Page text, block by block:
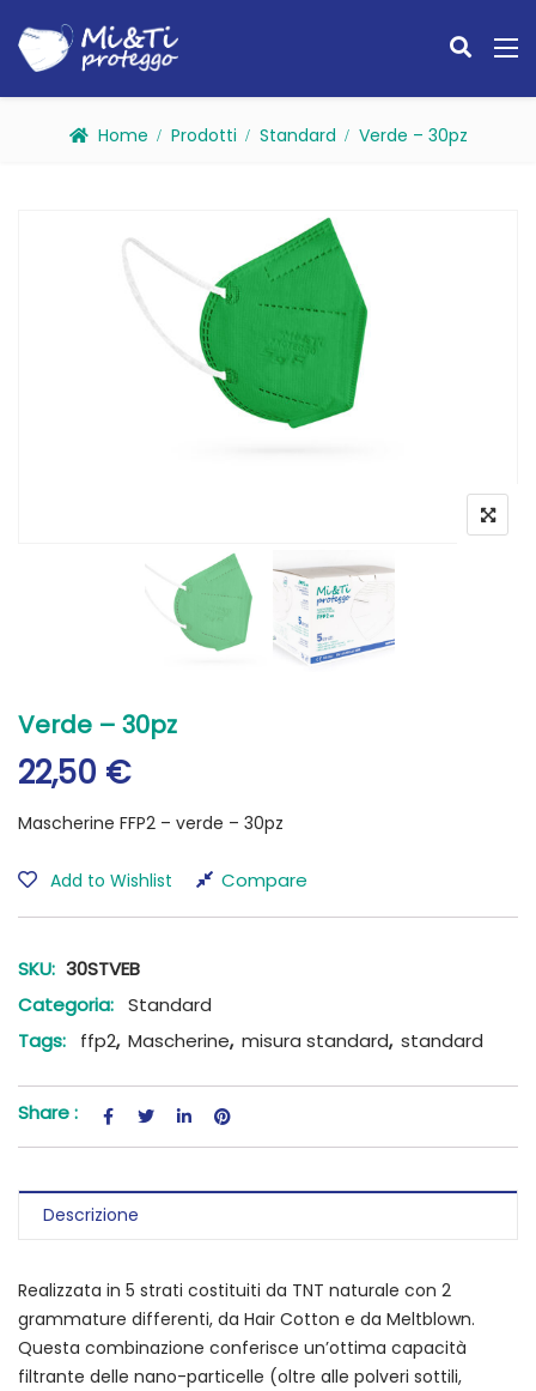
Home Prodotti Standard Verde – 30pz
Verde – 30pz
22,50 €
Mascherine FFP2 – verde – 30pz
Add to Wishlist Compare
SKU: 30STVEB
Categoria: Standard
Tags:
ffp2, Mascherine, misura standard, standard
Share :
Descrizione
Realizzata in 5 strati costituiti da TNT naturale con 2
grammature differenti, da Hair Cotton e da Meltblown.
Questa combinazione conferisce un’ottima capacità
filtrante delle nano-particelle (oltre alle polveri sottili,